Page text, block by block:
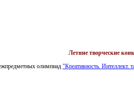
Летние творческие
олимпиад "Креативность. Интеллект.